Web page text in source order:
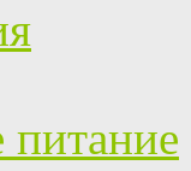
питание